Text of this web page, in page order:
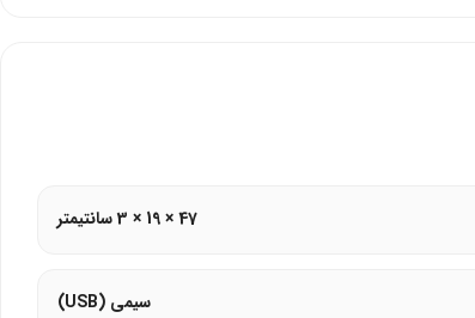
47 × 19 × 3 سانتیمتر
سیمی (USB)